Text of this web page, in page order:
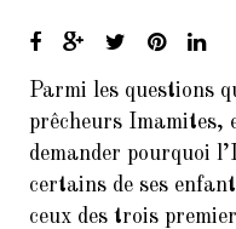
Parmi les questions
prêcheurs Imamites,
demander pourquoi
certains de ses
ceux des trois